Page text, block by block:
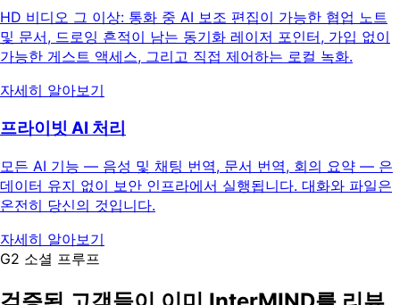
HD 비디오 그 이상: 통화 중 AI 보조 편집이 가능한 협업 노트
및 문서, 드로잉 흔적이 남는 동기화 레이저 포인터, 가입 없이
가능한 게스트 액세스, 그리고 직접 제어하는 로컬 녹화.
자세히 알아보기
프라이빗 AI 처리
모든 AI 기능 — 음성 및 채팅 번역, 문서 번역, 회의 요약 — 은
데이터 유지 없이 보안 인프라에서 실행됩니다. 대화와 파일은
온전히 당신의 것입니다.
자세히 알아보기
G2 소셜 프루프